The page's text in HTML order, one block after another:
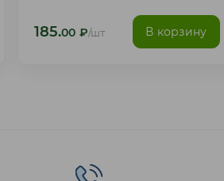
185.00 ₽/шт В корзину